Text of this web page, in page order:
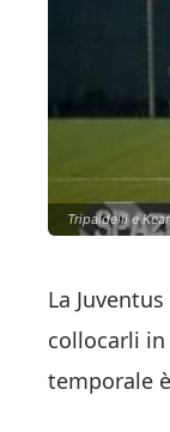
Tripaldelli e
La
collocarli in
temporale